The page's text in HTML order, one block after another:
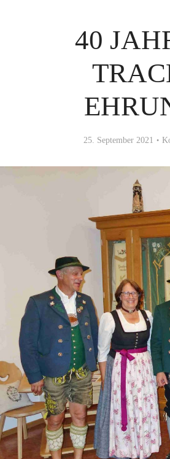
40
25. September 2021